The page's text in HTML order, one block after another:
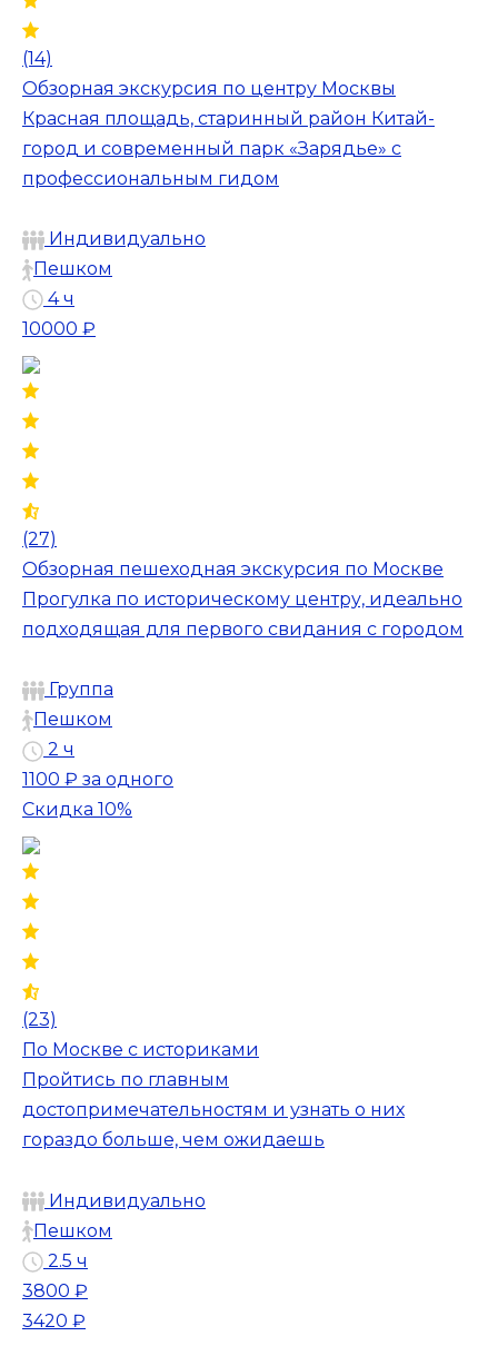
(14)
Обзорная экскурсия по центру Москвы
Красная площадь, старинный район Китай-
город и современный парк «Зарядье» с
профессиональным гидом
Индивидуально
Пешком
4 ч
10000 ₽
(27)
Обзорная пешеходная экскурсия по Москве
Прогулка по историческому центру, идеально
подходящая для первого свидания с городом
Группа
Пешком
2 ч
1100 ₽ за одного
Скидка 10%
(23)
По Москве с историками
Пройтись по главным
достопримечательностям и узнать о них
гораздо больше, чем ожидаешь
Индивидуально
Пешком
2.5 ч
3800 ₽
3420 ₽